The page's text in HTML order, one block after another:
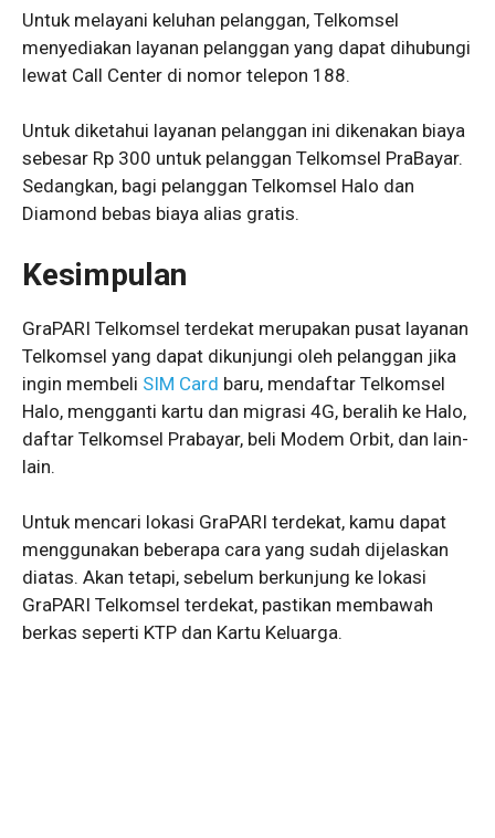
Untuk melayani keluhan pelanggan, Telkomsel
menyediakan layanan pelanggan yang dapat dihubungi
lewat Call Center di nomor telepon 188.
Untuk diketahui layanan pelanggan ini dikenakan biaya
sebesar Rp 300 untuk pelanggan Telkomsel PraBayar.
Sedangkan, bagi pelanggan Telkomsel Halo dan
Diamond bebas biaya alias gratis.
Kesimpulan
GraPARI Telkomsel terdekat merupakan pusat layanan
Telkomsel yang dapat dikunjungi oleh pelanggan jika
ingin membeli SIM Card baru, mendaftar Telkomsel
Halo, mengganti kartu dan migrasi 4G, beralih ke Halo,
daftar Telkomsel Prabayar, beli Modem Orbit, dan lain-
lain.
Untuk mencari lokasi GraPARI terdekat, kamu dapat
menggunakan beberapa cara yang sudah dijelaskan
diatas. Akan tetapi, sebelum berkunjung ke lokasi
GraPARI Telkomsel terdekat, pastikan membawah
berkas seperti KTP dan Kartu Keluarga.